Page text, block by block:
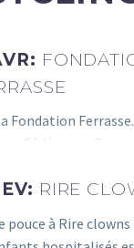
Fondation
– Fédération
RIRE
pouce à Rire